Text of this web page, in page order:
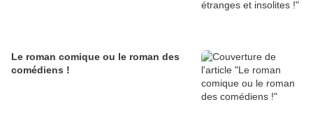
Le roman comique ou le roman des
comédiens !